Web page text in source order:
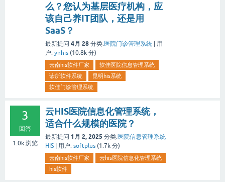
么？您认为基层医疗机构，应
该自己养IT团队，还是用
SaaS？
最新提问 4月 28 分类:医院门诊管理系统 | 用
户: ynhis (10.8k 分)
云南his软件厂家
软佳医院信息管理系统
诊所软件系统
昆明his系统
软佳门诊管理系统
3
回答
1.0k 浏览
云HIS医院信息化管理系统，
适合什么规模的医院？
最新提问 1月 2, 2025 分类:医院信息管理系统
HIS | 用户: softplus (1.7k 分)
云南his软件厂家
云his医院信息化管理系统
his软件